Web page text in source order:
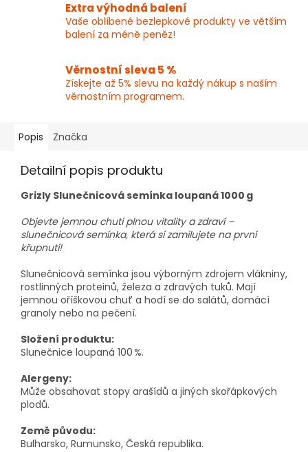
Extra výhodná balení
Vaše oblíbené bezlepkové produkty ve větším
balení za méně peněz!
Věrnostní sleva 5 %
Získejte až 5% slevu na každý nákup s naším
věrnostním programem.
Popis Značka
Detailní popis produktu
Grizly Slunečnicová semínka loupaná 1000 g
Objevte jemnou chuti plnou vitality a zdraví –
slunečnicová semínka, která si zamilujete na první
křupnutí!
Slunečnicová semínka jsou výborným zdrojem vlákniny,
rostlinných proteinů, železa a zdravých tuků. Mají
jemnou oříškovou chuť a hodí se do salátů, domácí
granoly nebo na pečení.
Složení produktu:
Slunečnice loupaná 100 %.
Alergeny:
Může obsahovat stopy arašídů a jiných skořápkových
plodů.
Země původu:
Bulharsko, Rumunsko, Česká republika.